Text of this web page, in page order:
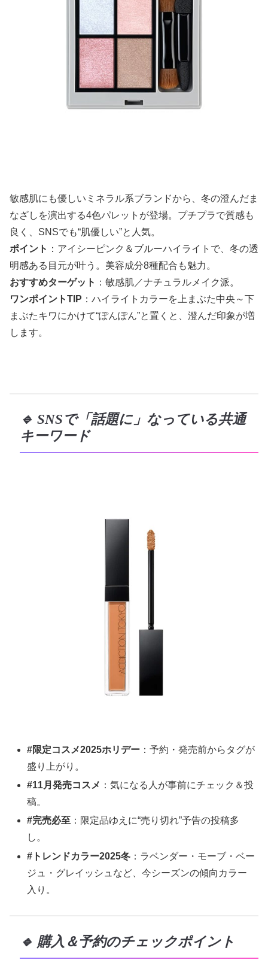
敏感肌にも優しいミネラル系ブランドから、冬の澄んだま
なざしを演出する4色パレットが登場。プチプラで質感も
良く、SNSでも“肌優しい”と人気。
ポイント ：アイシーピンク＆ブルーハイライトで、冬の透
明感ある目元が叶う。美容成分8種配合も魅力。
おすすめターゲット ：敏感肌／ナチュラルメイク派。
ワンポイントTIP ：ハイライトカラーを上まぶた中央～下
まぶたキワにかけて“ぽんぽん”と置くと、澄んだ印象が増
します。
🔹 SNSで「話題に」なっている共通
キーワード
#限定コスメ2025ホリデー ：予約・発売前からタグが
盛り上がり。
#11月発売コスメ ：気になる人が事前にチェック＆投
稿。
#完売必至 ：限定品ゆえに“売り切れ”予告の投稿多
し。
#トレンドカラー2025冬 ：ラベンダー・モーブ・ベー
ジュ・グレイッシュなど、今シーズンの傾向カラー
入り。
🔹 購入＆予約のチェックポイント